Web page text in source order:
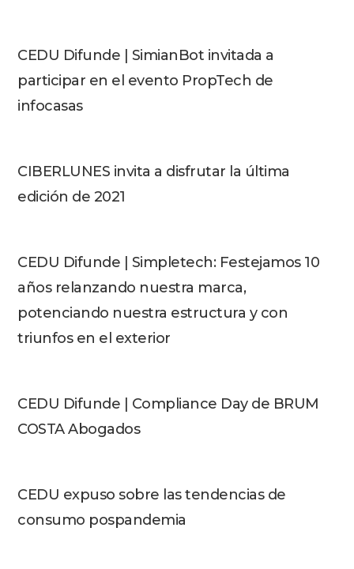
CEDU Difunde | SimianBot invitada a
participar en el evento PropTech de
infocasas
CIBERLUNES invita a disfrutar la última
edición de 2021
CEDU Difunde | Simpletech: Festejamos 10
años relanzando nuestra marca,
potenciando nuestra estructura y con
triunfos en el exterior
CEDU Difunde | Compliance Day de BRUM
COSTA Abogados
CEDU expuso sobre las tendencias de
consumo pospandemia